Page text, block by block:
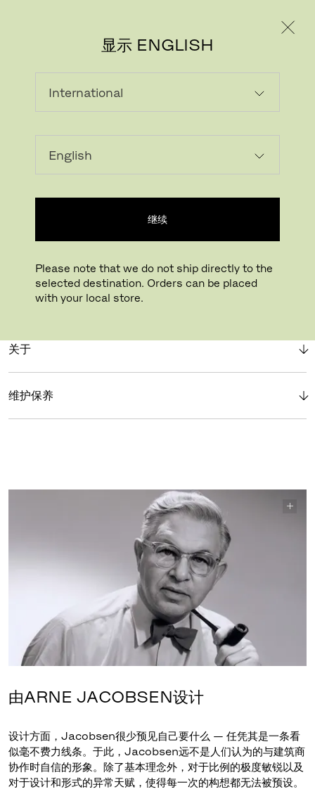
显示 ENGLISH
继续
Please note that we do not ship directly to the
selected destination. Orders can be placed
with your local store.
载入中...
Buying online? This is our website for International. From here we do not offer
online purchasing. Orders can be placed with your local store.
关于
维护保养
由ARNE JACOBSEN设计
设计方面，Jacobsen很少预见自己要什么 — 任凭其是一条看
似毫不费力线条。于此，Jacobsen远不是人们认为的与建筑商
协作时自信的形象。除了基本理念外，对于比例的极度敏锐以及
对于设计和形式的异常天赋，使得每一次的构想都无法被预设。